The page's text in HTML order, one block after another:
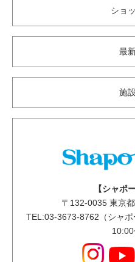
ショ
最
施
【シャポ
〒 132-0035東京
TEL:03-3673-8762（シャ